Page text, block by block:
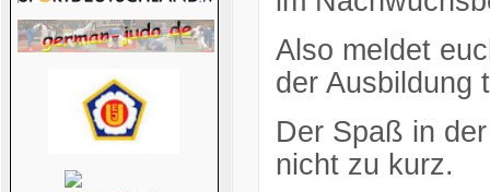
Also meldet
der Ausbildung
Der Spaß in
nicht zu kurz.